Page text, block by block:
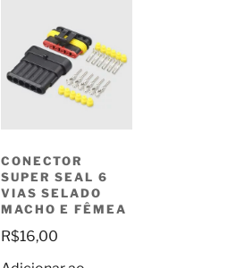
CONECTOR
SUPER SEAL 6
VIAS SELADO
MACHO E FÊMEA
R$16,00